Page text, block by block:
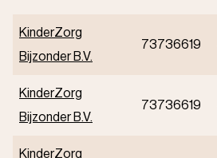
KinderZorg
Bijzonder B.V.
73736619
KinderZorg
Bijzonder B.V.
73736619
KinderZorg